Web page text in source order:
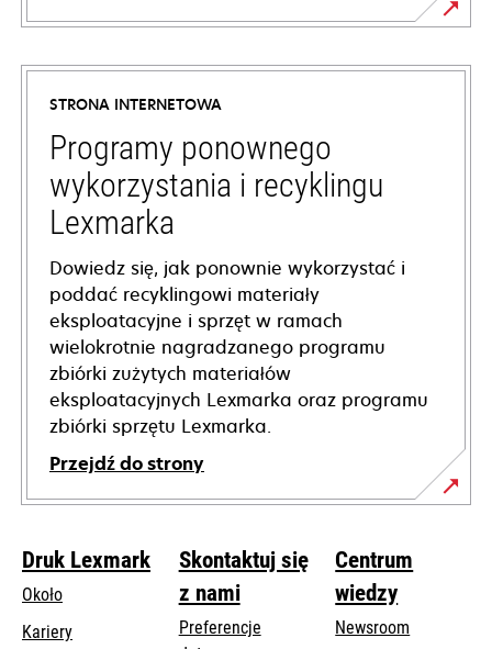
opens
in
new
tab
STRONA INTERNETOWA
Programy ponownego
wykorzystania i recyklingu
Lexmarka
Dowiedz się, jak ponownie wykorzystać i
poddać recyklingowi materiały
eksploatacyjne i sprzęt w ramach
wielokrotnie nagradzanego programu
zbiórki zużytych materiałów
eksploatacyjnych Lexmarka oraz programu
zbiórki sprzętu Lexmarka.
Przejdź do strony
Druk Lexmark
Około
Kariery
Skontaktuj się
z nami
Preferencje
Centrum
wiedzy
Newsroom